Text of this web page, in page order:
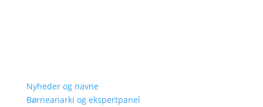
Nyheder og navne
Børneanarki og ekspertpanel